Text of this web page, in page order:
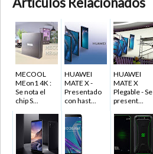
MECOOL
MEon1 4K :
Se nota el
chip S...
HUAWEI
MATE X -
Presentado
con hast...
HUAWEI
MATE X
Plegable - Se
present...